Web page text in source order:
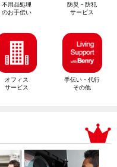
不用品処理
のお手伝い
防災・防犯
サービス
オフィス
サービス
手伝い・代行
その他